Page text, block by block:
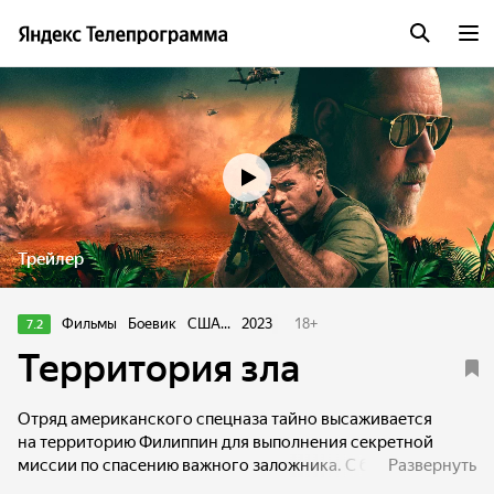
Трейлер
7.2 Фильмы Боевик США... 2023 18+
Территория зла
Отряд американского спецназа тайно высаживается
на территорию Филиппин для выполнения секретной
миссии по спасению важного заложника. С базыРазвернуть